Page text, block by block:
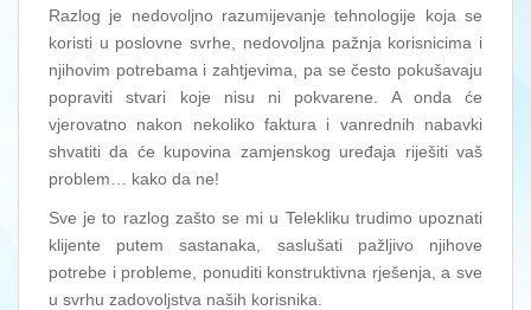
Razlog je nedovoljno razumijevanje tehnologije koja se
koristi u poslovne svrhe, nedovoljna pažnja korisnicima i
njihovim potrebama i zahtjevima, pa se često pokušavaju
popraviti stvari koje nisu ni pokvarene. A onda će
vjerovatno nakon nekoliko faktura i vanrednih nabavki
shvatiti da će kupovina zamjenskog uređaja riješiti vaš
problem… kako da ne!
Sve je to razlog zašto se mi u Telekliku trudimo upoznati
klijente putem sastanaka, saslušati pažljivo njihove
potrebe i probleme, ponuditi konstruktivna rješenja, a sve
u svrhu zadovoljstva naših korisnika.